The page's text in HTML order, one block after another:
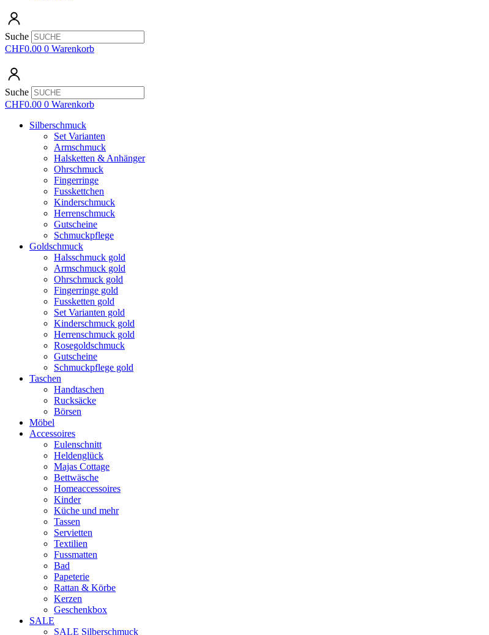
Suche
CHF0.00 0 Warenkorb
Suche
CHF0.00 0 Warenkorb
Silberschmuck
Set Varianten
Armschmuck
Halsketten & Anhänger
Ohrschmuck
Fingerringe
Fusskettchen
Kinderschmuck
Herrenschmuck
Gutscheine
Schmuckpflege
Goldschmuck
Halsschmuck gold
Armschmuck gold
Ohrschmuck gold
Fingerringe gold
Fussketten gold
Set Varianten gold
Kinderschmuck gold
Herrenschmuck gold
Rosegoldschmuck
Gutscheine
Schmuckpflege gold
Taschen
Handtaschen
Rucksäcke
Börsen
Möbel
Accessoires
Eulenschnitt
Heldenglück
Majas Cottage
Bettwäsche
Homeaccessoires
Kinder
Küche und mehr
Tassen
Servietten
Textilien
Fussmatten
Bad
Papeterie
Rattan & Körbe
Kerzen
Geschenkbox
SALE
SALE Silberschmuck